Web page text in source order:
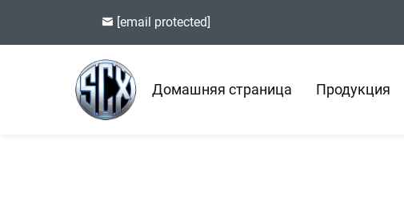
[email protected]
Домашняя страница Продукция